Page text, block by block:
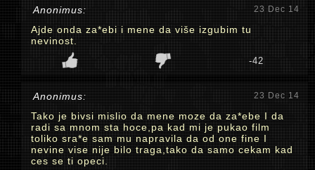
Anonimus: 23 Dec 14
Ajde onda za*ebi i mene da više izgubim tu
nevinost.
-42
Anonimus: 23 Dec 14
Tako je bivsi mislio da mene moze da za*ebe I da
radi sa mnom sta hoce,pa kad mi je pukao film
toliko sra*e sam mu napravila da od one fine I
nevine vise nije bilo traga,tako da samo cekam kad
ces se ti opeci.